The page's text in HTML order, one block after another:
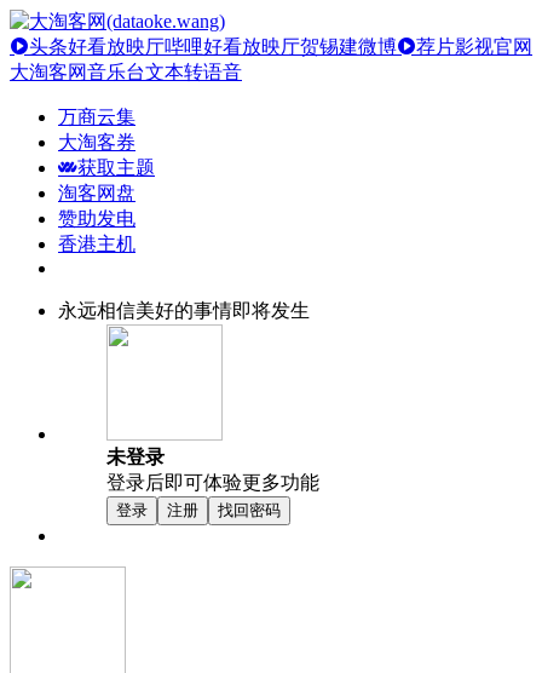
头条好看放映厅哔哩好看放映厅贺锡建微博
荐片影视官网
大淘客网音乐台文本转语音
万商云集
大淘客券
获取主题
淘客网盘
赞助发电
香港主机
永远相信美好的事情即将发生
未登录
登录后即可体验更多功能
登录 注册 找回密码